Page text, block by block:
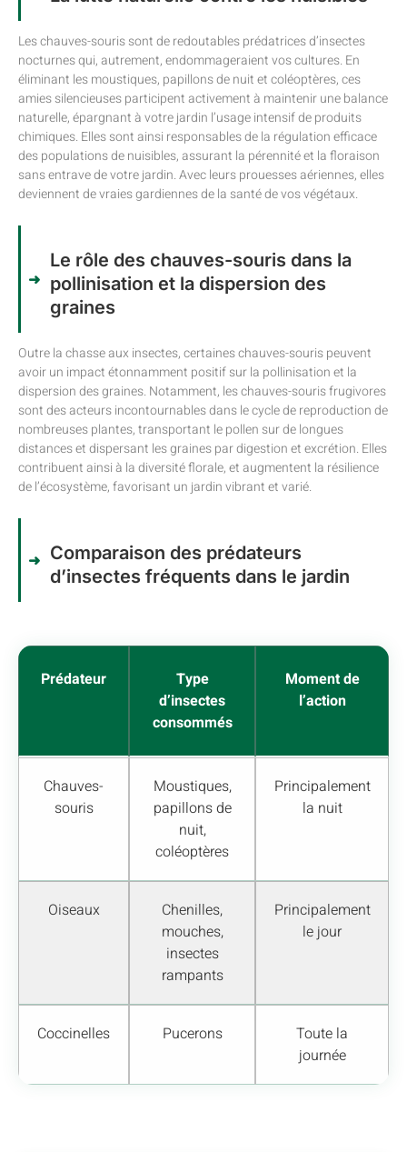
Les chauves-souris sont de redoutables prédatrices d’insectes
nocturnes qui, autrement, endommageraient vos cultures. En
éliminant les moustiques, papillons de nuit et coléoptères, ces
amies silencieuses participent activement à maintenir une balance
naturelle, épargnant à votre jardin l’usage intensif de produits
chimiques. Elles sont ainsi responsables de la régulation efficace
des populations de nuisibles, assurant la pérennité et la floraison
sans entrave de votre jardin. Avec leurs prouesses aériennes, elles
deviennent de vraies gardiennes de la santé de vos végétaux.
Le rôle des chauves-souris dans la
pollinisation et la dispersion des
graines
Outre la chasse aux insectes, certaines chauves-souris peuvent
avoir un impact étonnamment positif sur la pollinisation et la
dispersion des graines. Notamment, les chauves-souris frugivores
sont des acteurs incontournables dans le cycle de reproduction de
nombreuses plantes, transportant le pollen sur de longues
distances et dispersant les graines par digestion et excrétion. Elles
contribuent ainsi à la diversité florale, et augmentent la résilience
de l’écosystème, favorisant un jardin vibrant et varié.
Comparaison des prédateurs
d’insectes fréquents dans le jardin
Prédateur
Type
d’insectes
consommés
Moment de
l’action
Chauves-
souris
Moustiques,
papillons de
nuit,
coléoptères
Principalement
la nuit
Oiseaux
Chenilles,
mouches,
insectes
rampants
Principalement
le jour
Coccinelles Pucerons
Toute la
journée